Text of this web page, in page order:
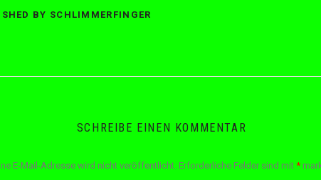
BY SCHLIMMERFINGER
SCHREIBE EINEN KOMMENTAR
E-Mail-Adresse wird nicht veröffentlicht. Erforderliche Felder sind mit *